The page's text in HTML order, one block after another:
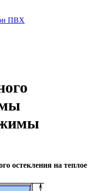
ПВХ
остекления на теплое